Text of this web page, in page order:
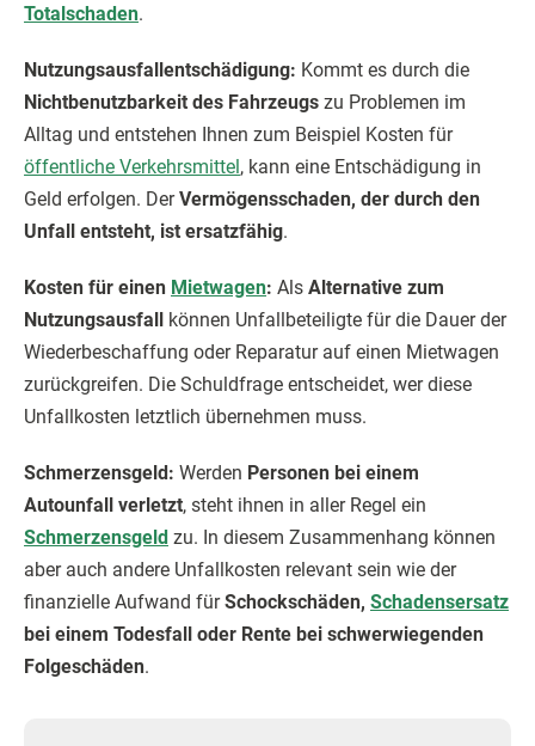
Totalschaden.
Nutzungsausfallentschädigung: Kommt es durch die
Nichtbenutzbarkeit des Fahrzeugs zu Problemen im
Alltag und entstehen Ihnen zum Beispiel Kosten für
öffentliche Verkehrsmittel, kann eine Entschädigung in
Geld erfolgen. DerVermögensschaden, der durch den
Unfall entsteht, ist ersatzfähig.
Kosten für einen Mietwagen: Als Alternative zum
Nutzungsausfall können Unfallbeteiligte für die Dauer der
Wiederbeschaffung oder Reparatur auf einen Mietwagen
zurückgreifen. Die Schuldfrage entscheidet, wer diese
Unfallkosten letztlich übernehmen muss.
Schmerzensgeld: Werden Personen bei einem
Autounfall verletzt, steht ihnen in aller Regel ein
Schmerzensgeld zu. In diesem Zusammenhang können
aber auch andere Unfallkosten relevant sein wie der
finanzielle Aufwand fürSchockschäden, Schadensersatz
bei einem Todesfall oder Rente bei schwerwiegenden
Folgeschäden.